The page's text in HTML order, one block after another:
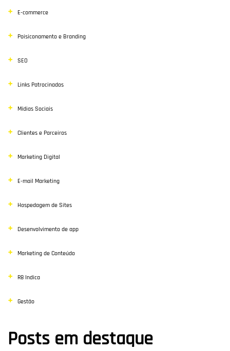
E-commerce
Poisiconamento e Branding
SEO
Links Patrocinados
Mídias Sociais
Clientes e Parceiros
Marketing Digital
E-mail Marketing
Hospedagem de Sites
Desenvolvimento de app
Marketing de Conteúdo
R8 Indica
Gestão
Posts em destaque